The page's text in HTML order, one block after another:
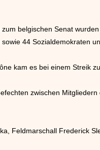
belgischen Senat
44 Sozialdemokraten
kam es bei einem Streik
zwischen
Feldmarschall Frederick